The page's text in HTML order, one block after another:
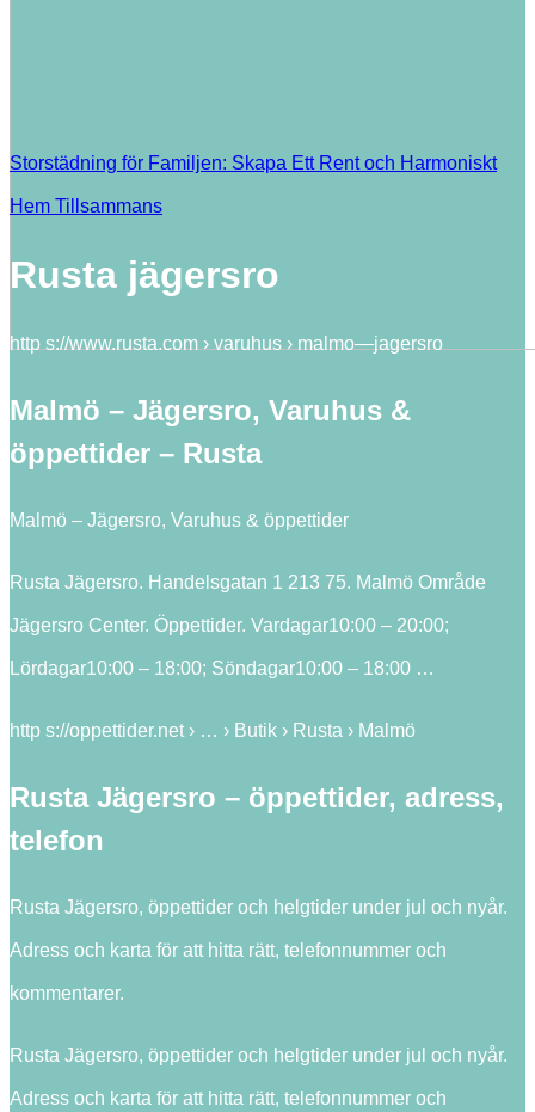
Storstädning för Familjen: Skapa Ett Rent och Harmoniskt
Hem Tillsammans
Rusta jägersro
http s://www.rusta.com › varuhus › malmo—jagersro
Malmö – Jägersro, Varuhus &
öppettider – Rusta
Malmö – Jägersro, Varuhus & öppettider
Rusta Jägersro. Handelsgatan 1 213 75. Malmö Område
Jägersro Center. Öppettider. Vardagar10:00 – 20:00;
Lördagar10:00 – 18:00; Söndagar10:00 – 18:00 …
http s://oppettider.net › … › Butik › Rusta › Malmö
Rusta Jägersro – öppettider, adress,
telefon
Rusta Jägersro, öppettider och helgtider under jul och nyår.
Adress och karta för att hitta rätt, telefonnummer och
kommentarer.
Rusta Jägersro, öppettider och helgtider under jul och nyår.
Adress och karta för att hitta rätt, telefonnummer och